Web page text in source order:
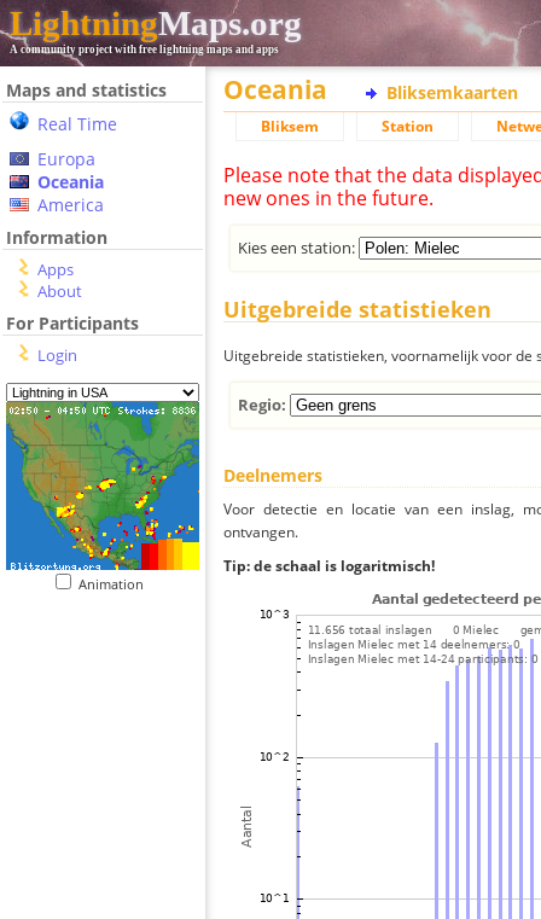
LightningMaps.org
A community project with free lightning maps and apps
Maps and statistics
Real Time
Europa
Oceania
America
Information
Apps
About
For Participants
Login
Animation
Oceania Bliksemkaarten
Bliksem Station
Please note that the data
new ones in the future.
Kies een station:
Uitgebreide statistieken
Uitgebreide statistieken, voornamelijk voor de
Regio:
Deelnemers
Voor detectie en locatie van een inslag,
ontvangen.
Tip: de schaal is logaritmisch!